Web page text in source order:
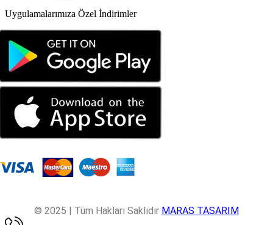
Uygulamalarımıza Özel İndirimler
© 2025 | Tüm Hakları Saklıdır MARAS TASARIM